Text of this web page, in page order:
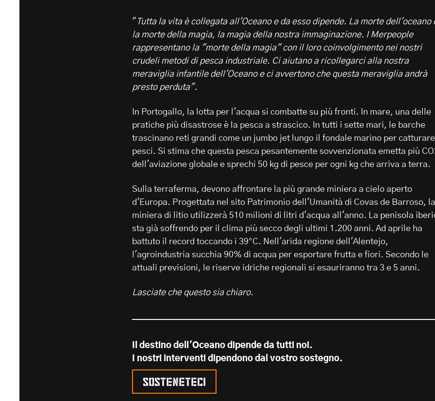
" Tutta la vita è collegata all'Oceano e da esso dipende. La morte dell'oceano
la morte della magia, la magia della nostra immaginazione. I Merpeople
rappresentano la "morte della magia" con il loro coinvolgimento nei nostri
crudeli metodi di pesca industriale. Ci aiutano a ricollegarci alla nostra
meraviglia infantile dell'Oceano e ci avvertono che questa meraviglia andrà
presto perduta".
In Portogallo, la lotta per l'acqua si combatte su più fronti. In mare, una delle
pratiche più disastrose è la pesca a strascico. In tutti i sette mari, le barche
trascinano reti grandi come un jumbo jet lungo il fondale marino per
pesci. Si stima che questa pesca pesantemente sovvenzionata emetta più
dell'aviazione globale e sprechi 50 kg di pesce per ogni kg che arriva a terra.
Sulla terraferma, devono affrontare la più grande miniera a cielo aperto
d'Europa. Progettata nel sito Patrimonio dell'Umanità di Covas de Barroso, la
miniera di litio utilizzerà 510 milioni di litri d'acqua all'anno. La penisola
sta già soffrendo per il clima più secco degli ultimi 1.200 anni. Ad aprile ha
battuto il record toccando i 39°C. Nell'arida regione dell'Alentejo,
l'agroindustria succhia 90% di acqua per esportare frutta e fiori. Secondo le
attuali previsioni, le riserve idriche regionali si esauriranno tra 3 e 5 anni.
Lasciate che questo sia chiaro.
Il destino dell'Oceano dipende da tutti noi.
I nostri interventi dipendono dal vostro sostegno.
Sosteneteci